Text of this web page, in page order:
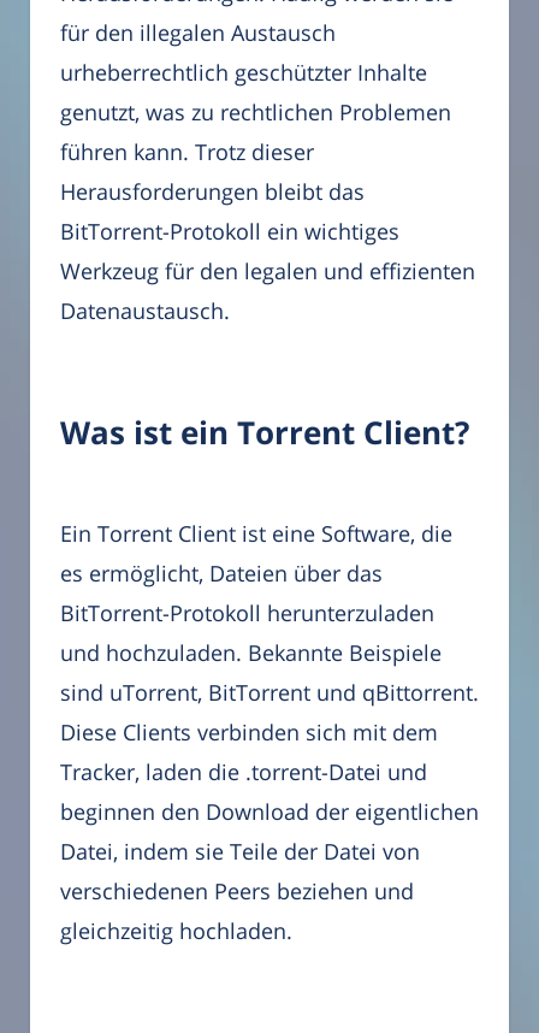
für den illegalen Austausch
urheberrechtlich geschützter Inhalte
genutzt, was zu rechtlichen Problemen
führen kann. Trotz dieser
Herausforderungen bleibt das
BitTorrent-Protokoll ein wichtiges
Werkzeug für den legalen und effizienten
Datenaustausch.
Was ist ein Torrent Client?
Ein Torrent Client ist eine Software, die
es ermöglicht, Dateien über das
BitTorrent-Protokoll herunterzuladen
und hochzuladen. Bekannte Beispiele
sind uTorrent, BitTorrent und qBittorrent.
Diese Clients verbinden sich mit dem
Tracker, laden die .torrent-Datei und
beginnen den Download der eigentlichen
Datei, indem sie Teile der Datei von
verschiedenen Peers beziehen und
gleichzeitig hochladen.